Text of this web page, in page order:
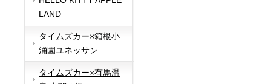
LAND
タイムズカー×箱根小
涌園ユネッサン
タイムズカー×有馬温